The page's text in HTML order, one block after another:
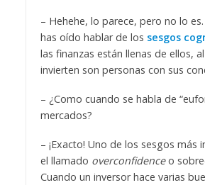
– Hehehe, lo parece, pero no lo
has oído hablar de los sesgos
las finanzas están llenas de ellos,
invierten son personas con sus
– ¿Como cuando se habla de
mercados?
– ¡Exacto! Uno de los sesgos más
el llamado overconfidenceo
Cuando un inversor hace varias